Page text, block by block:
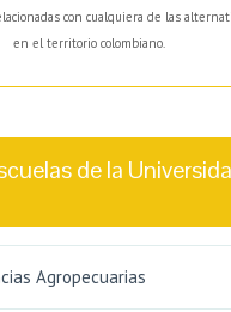
con cualquiera de las
en el territorio colombiano.
de la
Agropecuarias